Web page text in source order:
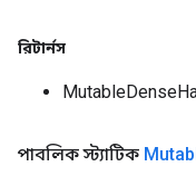
রিটার্নস
পাবলিক স্ট্যাটিক